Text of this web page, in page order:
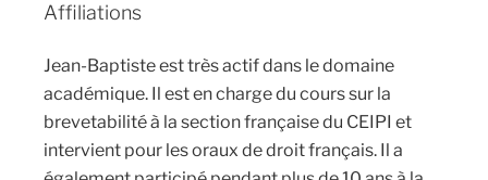
Affiliations
Jean-Baptiste est très actif dans le domaine
académique. Il est en charge du cours sur la
brevetabilité à la section française du CEIPI et
intervient pour les oraux de droit français. Il a